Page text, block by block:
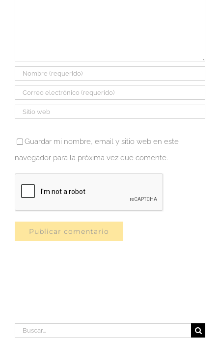
Guardar mi nombre, email y sitio web en este
navegador para la próxima vez que comente.
Buscar: